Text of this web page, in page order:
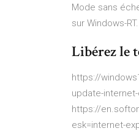
Mode sans
sur Windows-
Libérez le
https://
update-
https://
esk=internet-